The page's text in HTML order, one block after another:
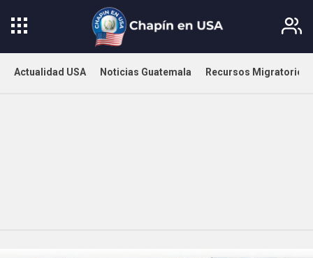
Actualidad USA Noticias Guatemala Recursos Migratorios